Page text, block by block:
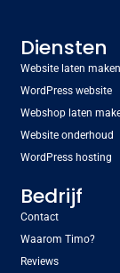
Diensten
Website laten maken
WordPress website
Webshop laten
Website onderhoud
WordPress hosting
Bedrijf
Contact
Waarom Timo?
Reviews